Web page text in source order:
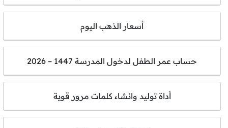
أسعار الذهب اليوم
حساب عمر الطفل لدخول المدرسة 1447 – 2026
أداة توليد وانشاء كلمات مرور قوية